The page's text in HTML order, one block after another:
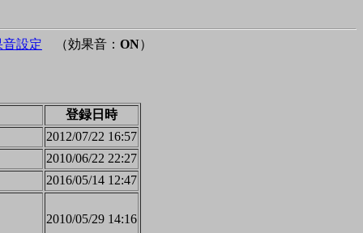
設定 （効果音： ON）
登録日時
2012/07/22 16:57
2010/06/22 22:27
2016/05/14 12:47
2010/05/29 14:16